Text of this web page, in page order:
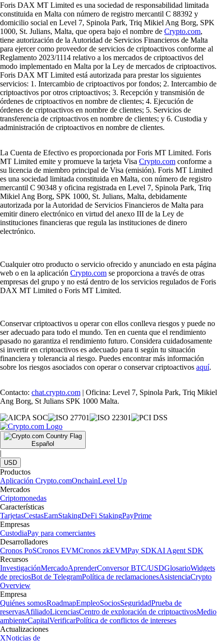
Foris DAX MT Limited es una sociedad de responsabilidad limitada
constituida en Malta con número de registro mercantil C 88392 y
domicilio social en Level 7, Spinola Park, Triq Mikiel Ang Borg, SPK
1000, St. Julians, Malta, que opera bajo el nombre de Crypto.com,
tiene autorización de la Autoridad de Servicios Financieros de Malta
para ejercer como proveedor de servicios de criptoactivos conforme al
Reglamento 2023/1114 relativo a los mercados de criptoactivos del
modo implementado en Malta por la Ley de mercados de criptoactivos.
Foris DAX MT Limited está autorizada para prestar los siguientes
servicios: 1. Intercambio de criptoactivos por fondos; 2. Intercambio de
criptoactivos por otros criptoactivos; 3. Recepción y transmisión de
órdenes de criptoactivos en nombre de clientes; 4. Ejecución de
órdenes de criptoactivos en nombre de clientes; 5. Servicios de
transferencia de criptoactivos en nombre de clientes; y 6. Custodia y
administración de criptoactivos en nombre de clientes.
La Cuenta de Efectivo es proporcionada por Foris MT Limited. Foris
MT Limited emite y promueve la tarjeta Visa Crypto.com conforme a
su licencia de miembro principal de Visa (emisión). Foris MT Limited
es una sociedad limitada constituida en Malta, con número de registro
mercantil C 90348 y oficina registrada en Level 7, Spinola Park, Triq
Mikiel Ang Borg, SPK 1000, St. Julians, Malta, debidamente
autorizada por la Autoridad de Servicios Financieros de Malta para
emitir dinero electrónico en virtud del anexo III de la Ley de
instituciones financieras que regula las instituciones de dinero
electrónico.
Cualquier otro producto o servicio ofrecido y anunciado en esta página
web o en la aplicación Crypto.com se proporciona a través de otras
empresas del grupo y no está dentro de los servicios regulados de Foris
DAX MT Limited o Foris MT Limited.
Conservar criptoactivos u operar con ellos conlleva riesgos y puede no
ser adecuado para todo el mundo. Ten en cuenta que el rendimiento
pasado no garantiza el rendimiento futuro. Considera cuidadosamente
si invertir en criptoactivos es adecuado para ti según tu situación
financiera y tolerancia al riesgo. Puedes encontrar más información
sobre los riesgos asociados con operar o conservar criptoactivos aquí.
Contacto: chat.crypto.com | Oficina: Level 7, Spinola Park, Triq Mikiel
Ang Borg, St Julians SPK 1000 Malta.
Español
|
USD
Productos
Aplicación Crypto.comOnchainLevel Up
Mercados
Criptomonedas
Características
TarjetasCestasEarnStakingDeFi StakingPayPrime
Empresas
CustodiaPay para comerciantes
Desarrolladores
Cronos PoSCronos EVMCronos zkEVMPay SDKAI Agent SDK
Recursos
InvestigaciónMercadoAprenderConversor BTC/USDGlosarioWidgets
de preciosBot de TelegramPolítica de reclamacionesAsistenciaCrypto
Overview
Empresa
Quiénes somosRoadmapEmpleoSociosSeguridadPrueba de
reservasAfiliadoLicenciasCentro de exploración de criptoactivosMedio
ambienteCapitalVerificarPolítica de conflictos de intereses
Actualizaciones
XNoticias de